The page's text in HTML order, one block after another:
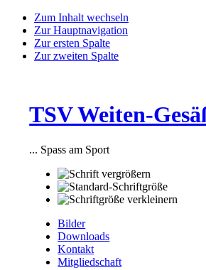
Zum Inhalt wechseln
Zur Hauptnavigation
Zur ersten Spalte
Zur zweiten Spalte
TSV Weiten-
... Spass am Sport
Bilder
Downloads
Kontakt
Mitgliedschaft